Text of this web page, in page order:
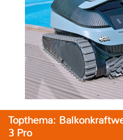
Topthema:
3 Pro